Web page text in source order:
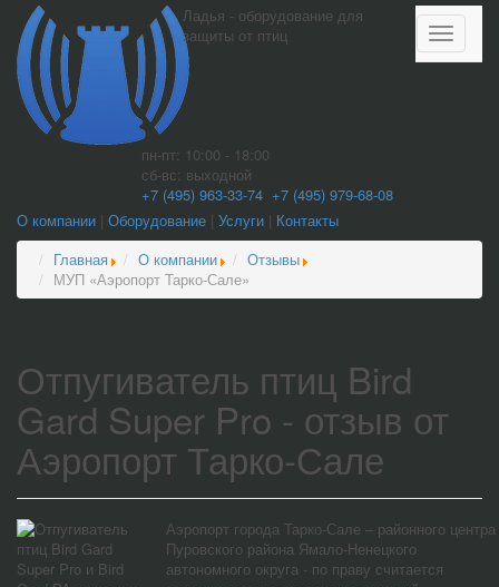
Ладья - оборудование для
защиты от птиц
меню
пн-пт: 10:00 - 18:00
сб-вс: выходной
+7 (495) 963-33-74 +7 (495) 979-68-08
О компании | Оборудование | Услуги | Контакты
Главная
О компании
Отзывы
МУП «Аэропорт Тарко-Сале»
Отпугиватель птиц Bird
Gard Super Pro - отзыв от
Аэропорт Тарко-Сале
Аэропорт города Тарко-Сале – районного центра
Пуровского района Ямало-Ненецкого
автономного округа - по праву считается